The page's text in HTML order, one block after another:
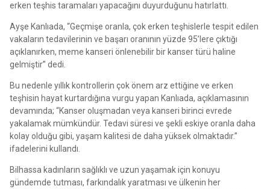
erken teşhis taramaları yapacağını duyurduğunu hatırlattı.
Ayşe Kanlıada, “Geçmişe oranla, çok erken teşhislerle tespit edilen
vakaların tedavilerinin ve başarı oranının yüzde 95’lere çıktığı
açıklanırken, meme kanseri önlenebilir bir kanser türü haline
gelmiştir” dedi.
Bu nedenle yıllık kontrollerin çok önem arz ettiğine ve erken
teşhisin hayat kurtardığına vurgu yapan Kanlıada, açıklamasının
devamında; “Kanser oluşmadan veya kanseri birinci evrede
yakalamak mümkündür. Tedavi süresi ve şekli eskiye oranla daha
kolay olduğu gibi, yaşam kalitesi de daha yüksek olmaktadır.”
ifadelerini kullandı.
Bilhassa kadınların sağlıklı ve uzun yaşamak için konuyu
gündemde tutması, farkındalık yaratması ve ülkenin her